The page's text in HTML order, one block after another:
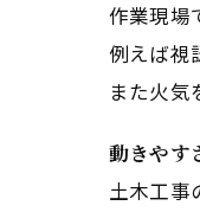
作業現場
例えば視
また火気
動きやす
土木工事